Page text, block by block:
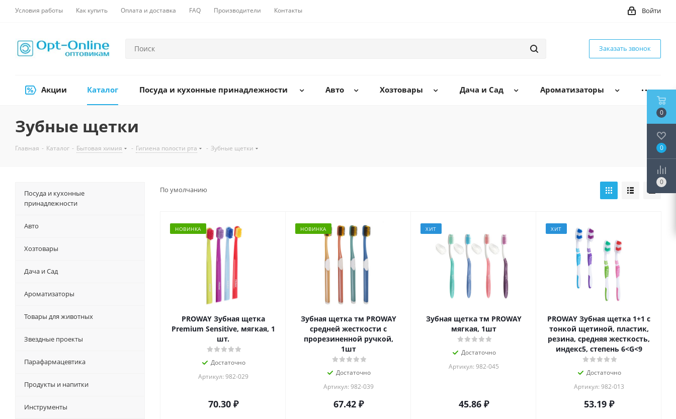
Условия работы Как купить Оплата и доставка FAQ Производители Контакты Войти
Заказать звонок
Акции Каталог Посуда и кухонные принадлежности Авто Хозтовары Дача и Сад Ароматизаторы
Зубные щетки
Главная - Каталог - Бытовая химия - Гигиена полости рта - Зубные щетки
По умолчанию
НОВИНКА
PROWAY Зубная щетка
Premium Sensitive, мягкая, 1
шт.
Достаточно
Артикул: 982-029
70.30₽
НОВИНКА
Зубная щетка тм PROWAY
средней жесткости с
прорезиненной ручкой,
1шт
Достаточно
Артикул: 982-039
67.42₽
ХИТ
Зубная щетка тм PROWAY
мягкая, 1шт
Достаточно
Артикул: 982-045
45.86₽
ХИТ
PROWAY Зубная щетка 1+1 с
тонкой щетиной, пластик,
резина, средняя жесткость,
индекс5, степень 6<G<9
Достаточно
Артикул: 982-013
53.19₽
Посуда и кухонные
принадлежности
Авто
Хозтовары
Дача и Сад
Ароматизаторы
Товары для животных
Звездные проекты
Парафармацевтика
Продукты и напитки
Инструменты
0
0
0